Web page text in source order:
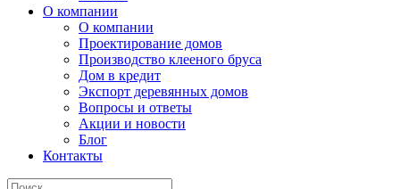
О компании
О компании
Проектирование домов
Производство клееного бруса
Дом в кредит
Экспорт деревянных домов
Вопросы и ответы
Акции и новости
Блог
Контакты